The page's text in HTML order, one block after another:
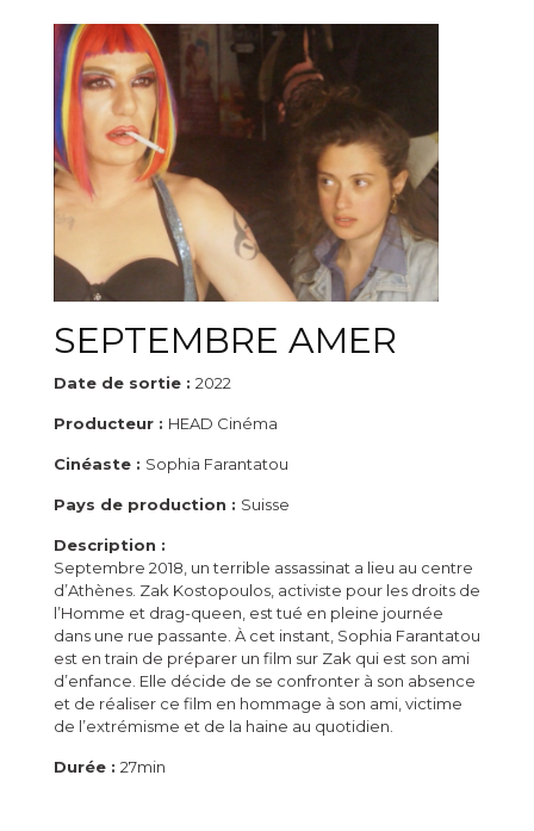
SEPTEMBRE AMER
Date de sortie : 2022
Producteur : HEAD Cinéma
Cinéaste : Sophia Farantatou
Pays de production : Suisse
Description :
Septembre 2018, un terrible assassinat a lieu au centre
d’Athènes. Zak Kostopoulos, activiste pour les droits de
l’Homme et drag-queen, est tué en pleine journée
dans une rue passante. À cet instant, Sophia Farantatou
est en train de préparer un film sur Zak qui est son ami
d’enfance. Elle décide de se confronter à son absence
et de réaliser ce film en hommage à son ami, victime
de l’extrémisme et de la haine au quotidien.
Durée : 27min